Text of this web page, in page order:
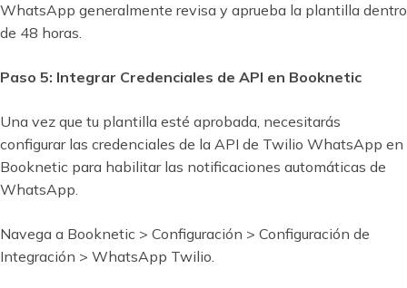
WhatsApp generalmente revisa y aprueba la plantilla dentro
de 48 horas.
Paso 5: Integrar Credenciales de API en Booknetic
Una vez que tu plantilla esté aprobada, necesitarás
configurar las credenciales de la API de Twilio WhatsApp en
Booknetic para habilitar las notificaciones automáticas de
WhatsApp.
Navega a Booknetic > Configuración > Configuración de
Integración > WhatsApp Twilio.